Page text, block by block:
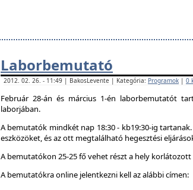
Laborbemutató
2012. 02. 26. - 11:49 | BakosLevente | Kategória: Programok | 0
Február 28-án és március 1-én laborbemutatót
laborjában.
A bemutatók mindkét nap 18:30 - kb19:30-ig
eszközöket, és az ott megtalálható hegesztési
A bemutatókon 25-25 fő vehet részt a hely
A bemutatókra online jelentkezni kell az alábbi címen: